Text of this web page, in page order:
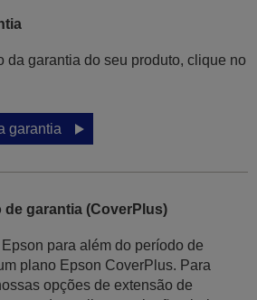
da garantia do seu produto, clique no
garantia
garantia (CoverPlus)
para além do período de
plano Epson CoverPlus. Para
opções de extensão de